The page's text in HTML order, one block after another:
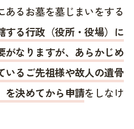
あるお墓を墓じまいをする
する行政（役所・役場）に
がなりますが、あらかじめ
いるご先祖様や故人の遺骨
を決めてから申請をしなけ